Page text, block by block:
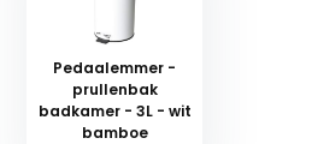
Pedaalemmer -
prullenbak
badkamer - 3L - wit
bamboe